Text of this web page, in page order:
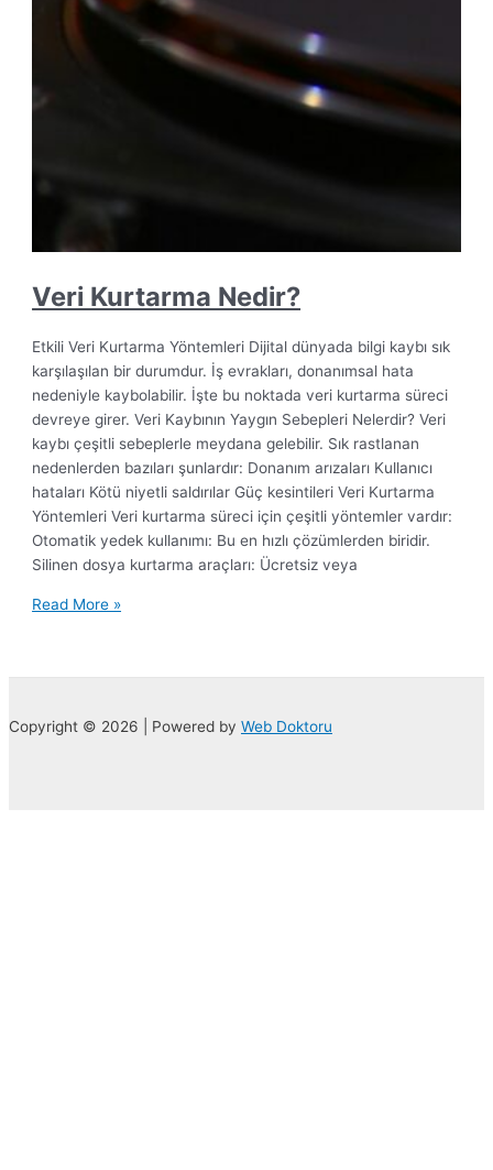
Veri Kurtarma Nedir?
Etkili Veri Kurtarma Yöntemleri Dijital dünyada bilgi kaybı sık
karşılaşılan bir durumdur. İş evrakları, donanımsal hata
nedeniyle kaybolabilir. İşte bu noktada veri kurtarma süreci
devreye girer. Veri Kaybının Yaygın Sebepleri Nelerdir? Veri
kaybı çeşitli sebeplerle meydana gelebilir. Sık rastlanan
nedenlerden bazıları şunlardır: Donanım arızaları Kullanıcı
hataları Kötü niyetli saldırılar Güç kesintileri Veri Kurtarma
Yöntemleri Veri kurtarma süreci için çeşitli yöntemler vardır:
Otomatik yedek kullanımı: Bu en hızlı çözümlerden biridir.
Silinen dosya kurtarma araçları: Ücretsiz veya
Veri
Read More »
Copyright © 2026 | Powered by Web Doktoru